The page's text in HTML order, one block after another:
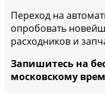
Переход на
опробовать
расходников и
Запишитесь на
московскому